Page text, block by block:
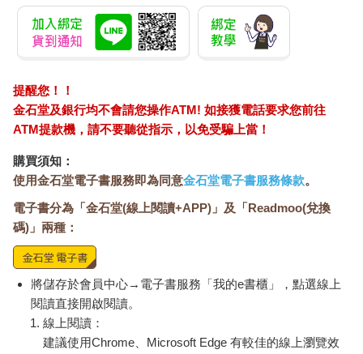
提醒您！！
金石堂及銀行均不會請您操作ATM! 如接獲電話要求您前往
ATM提款機，請不要聽從指示，以免受騙上當！
購買須知：
使用金石堂電子書服務即為同意金石堂電子書服務條款。
電子書分為「金石堂(線上閱讀+APP)」及「Readmoo(兌換
碼)」兩種：
將儲存於會員中心→電子書服務「我的e書櫃」，點選線上
閱讀直接開啟閱讀。
線上閱讀：
建議使用Chrome、Microsoft Edge 有較佳的線上瀏覽效